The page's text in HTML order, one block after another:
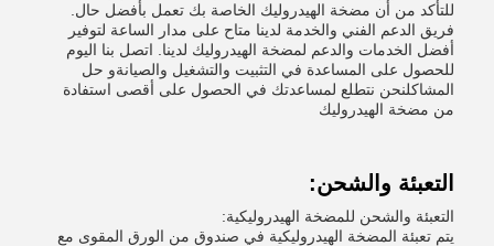
للتأكد من أن مضخة الهيدروليك الخاصة بك تعمل بأفضل حال.
فريق الدعم الفني والخدمة لدينا متاح على مدار الساعة لتوفير
أفضل الخدمات والدعم لمضخة الهيدروليك لدينا. اتصل بنا اليوم
للحصول على المساعدة في التثبيت والتشغيل والصيانةو حل
المشاكلنحن نتطلع لمساعدتك في الحصول على أقصى استفادة
من مضخة الهيدروليك
التعبئة والشحن:
التعبئة والشحن للمضخة الهيدروليكية:
يتم تعبئة المضخة الهيدروليكية في صندوق من الورق المقوى مع